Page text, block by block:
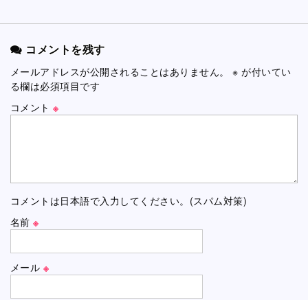
コメントを残す
メールアドレスが公開されることはありません。 ※ が付いてい
る欄は必須項目です
コメント※
コメントは日本語で入力してください。(スパム対策)
名前※
メール ※